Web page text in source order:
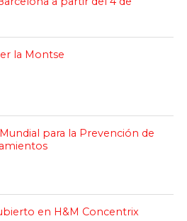
la Montse
para la Prevención de
en H&M Concentrix